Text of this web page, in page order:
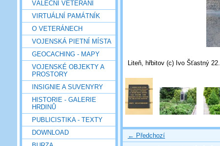
VÁLEČNÍ VETERÁNI
VIRTUÁLNÍ PAMÁTNÍK
O VETERÁNECH
VOJENSKÁ PIETNÍ MÍSTA
GEOCACHING - MAPY
VOJENSKÉ OBJEKTY A
PROSTORY
INSIGNIE A SUVENYRY
HISTORIE - GALERIE
HRDINŮ
PUBLICISTIKA - TEXTY
DOWNLOAD
Liteň, hřbitov (c) Ivo Šťastný
← Předchozí